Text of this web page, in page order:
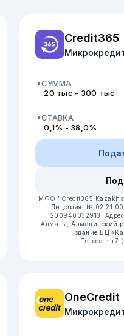
Credit365
СУММА
20 тыс - 300 тыс
СТАВКА
0,1% - 38,0%
МФО "Credit365
Лицензия: №
200940032913.
Алматы, Алмалинский
здание БЦ
Телефон: +7
OneCredit